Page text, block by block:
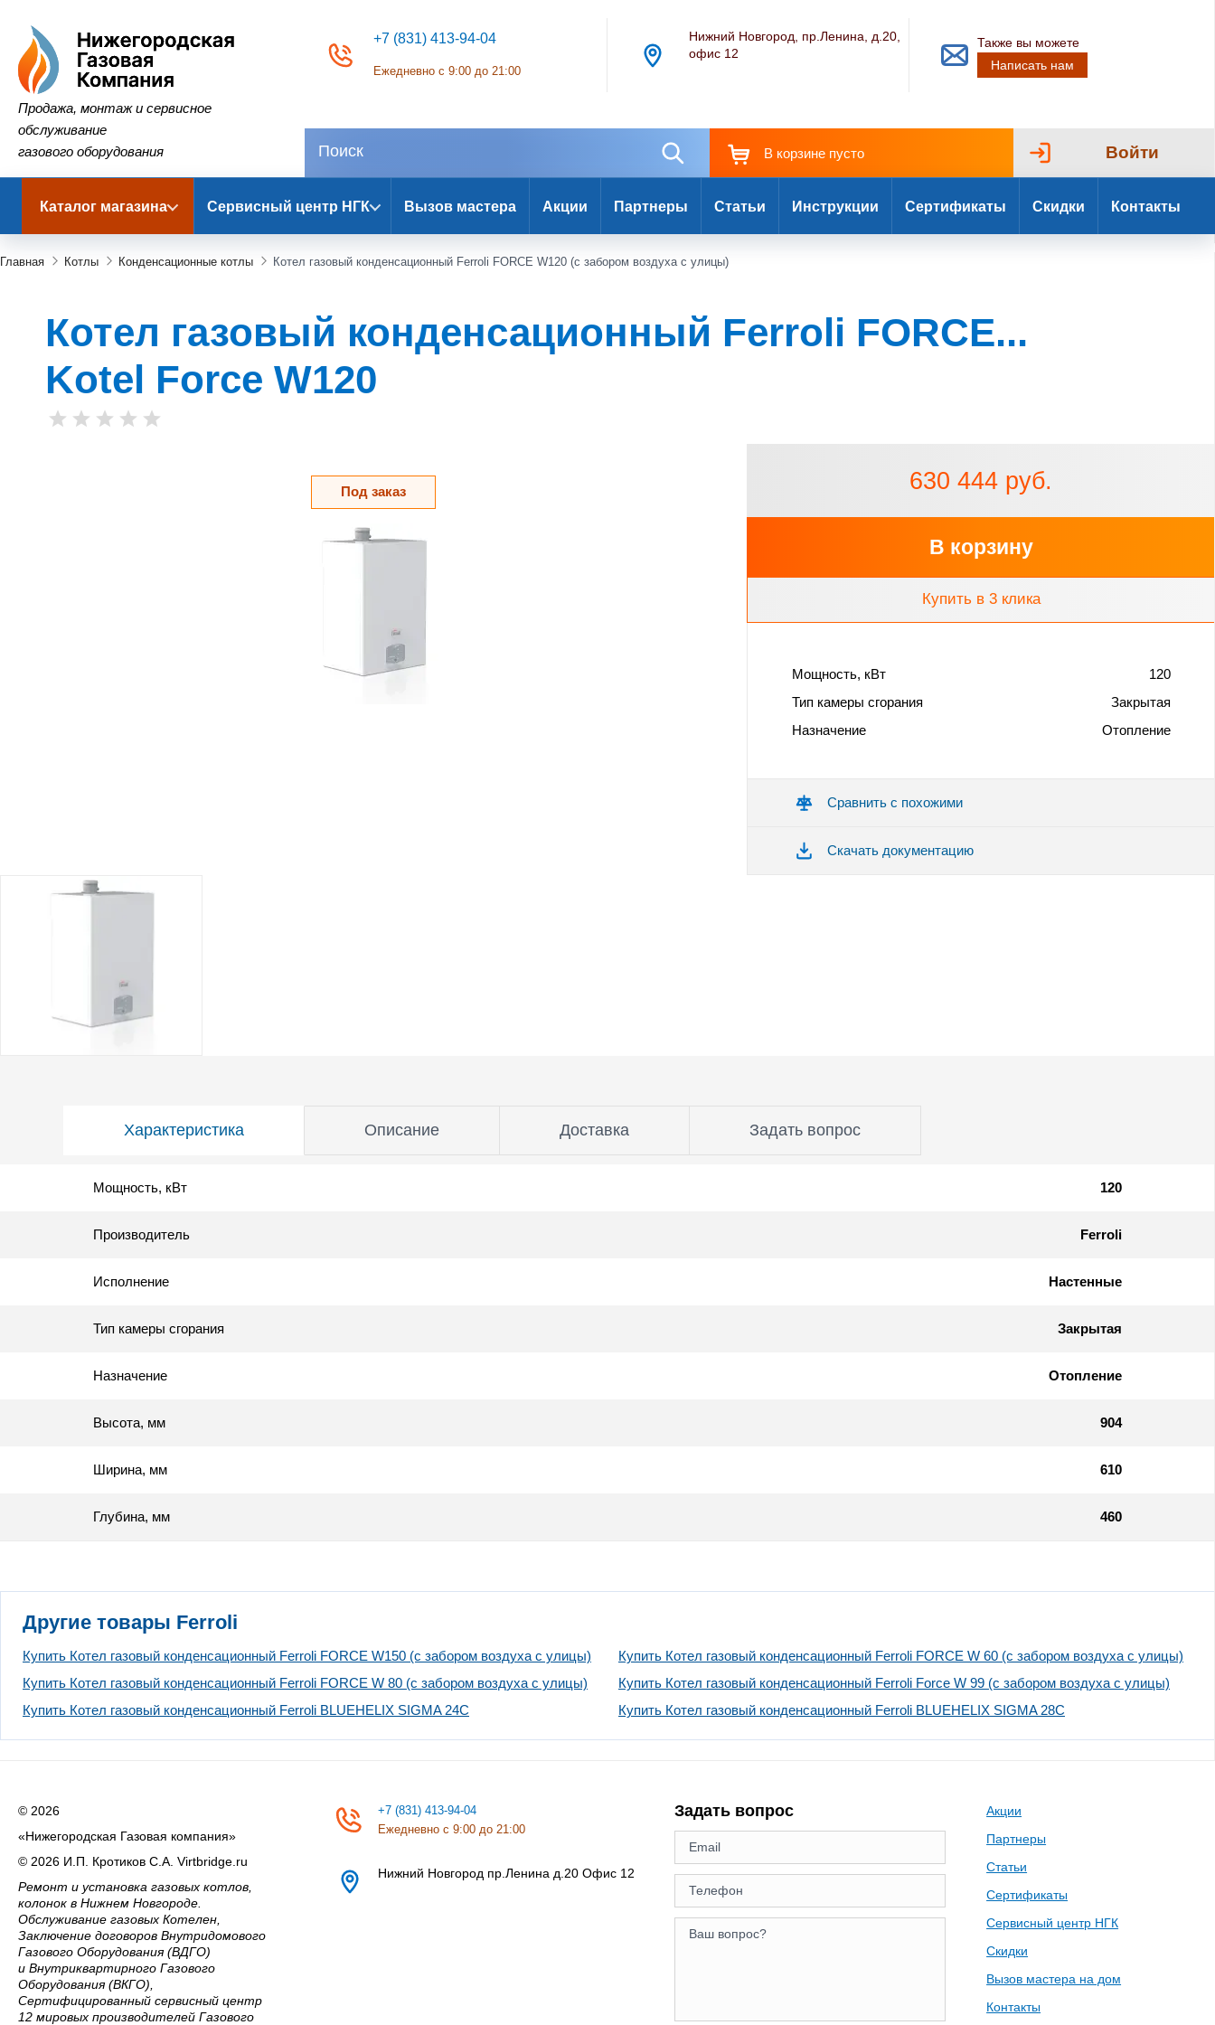
Нижегородская Газовая Компания
Продажа, монтаж и сервисное
обслуживание
газового оборудования
+7 (831) 413-94-04
Ежедневно с 9:00 до 21:00
Нижний Новгород, пр.Ленина, д.20,
офис 12
Также вы можете
Написать нам
В корзине пусто Войти
Каталог магазина Сервисный центр НГК Вызов мастера Акции Партнеры Статьи Инструкции Сертификаты Скидки Контакты
Главная Котлы Конденсационные котлы Котел газовый конденсационный Ferroli FORCE W120 (c забором воздуха с улицы)
Котел газовый конденсационный Ferroli FORCE...
Kotel Force W120
Под заказ 630 444 руб.
В корзину
Купить в 3 клика
Мощность, кВт
120
Тип камеры сгорания
Закрытая
Назначение
Отопление
Сравнить с похожими
Скачать документацию
Характеристика Описание Доставка Задать вопрос
Мощность, кВт 120
Производитель Ferroli
Исполнение Настенные
Тип камеры сгорания Закрытая
Назначение Отопление
Высота, мм 904
Ширина, мм 610
Глубина, мм 460
Другие товары Ferroli
Купить Котел газовый конденсационный Ferroli FORCE W150 (с забором воздуха с улицы)
Купить Котел газовый конденсационный Ferroli FORCE W 60 (с забором воздуха с улицы)
Купить Котел газовый конденсационный Ferroli FORCE W 80 (с забором воздуха с улицы)
Купить Котел газовый конденсационный Ferroli Force W 99 (с забором воздуха с улицы)
Купить Котел газовый конденсационный Ferroli BLUEHELIX SIGMA 24C
Купить Котел газовый конденсационный Ferroli BLUEHELIX SIGMA 28C
© 2026
«Нижегородская Газовая компания»
© 2026 И.П. Кротиков С.А. Virtbridge.ru
Ремонт и установка газовых котлов,
колонок в Нижнем Новгороде.
Обслуживание газовых Котелен,
Заключение договоров Внутридомового
Газового Оборудования (ВДГО)
и Внутриквартирного Газового
Оборудования (ВКГО),
Сертифицированный сервисный центр
12 мировых производителей Газового
+7 (831) 413-94-04
Ежедневно с 9:00 до 21:00
Нижний Новгород пр.Ленина д.20 Офис 12
Задать вопрос
Акции
Партнеры
Статьи
Сертификаты
Сервисный центр НГК
Скидки
Вызов мастера на дом
Контакты